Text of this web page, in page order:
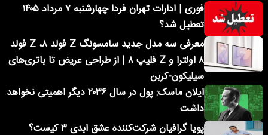
فوری | ادارات تهران فردا چهارشنبه ۷ مرداد ۱۴۰۵
تعطیل شد؟
معرفی سه مدل جدید سامسونگ Z فولد ۸، Z فولد
۸ اولترا و Z فلیپ ۸ | از طراحی عریض تا باتری‌های
سیلیکون-کربن
ایلان ماسک: پول در سال ۲۰۳۶ دیگر اهمیتی نخواهد
داشت
پویا گرافیان شرکت‌کننده عشق ابدی ۳ کیست؟